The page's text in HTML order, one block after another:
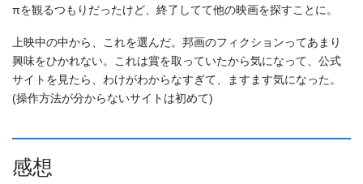
πを観るつもりだったけど、終了してて他の映画を探すことに。
上映中の中から、これを選んだ。邦画のフィクションってあまり
興味をひかれない。これは賞を取っていたから気になって、公式
サイトを見たら、わけがわからなすぎて、ますます気になった。
(操作方法が分からないサイトは初めて)
感想